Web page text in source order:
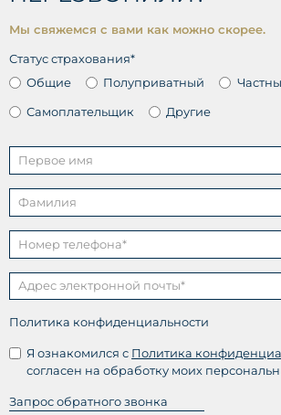
Мы свяжемся с вами как можно скорее.
Статус страхования*
Общие
Полуприватный
Самоплательщик Другие
Политика конфиденциальности
Я ознакомился с Политика
согласен на обработку моих